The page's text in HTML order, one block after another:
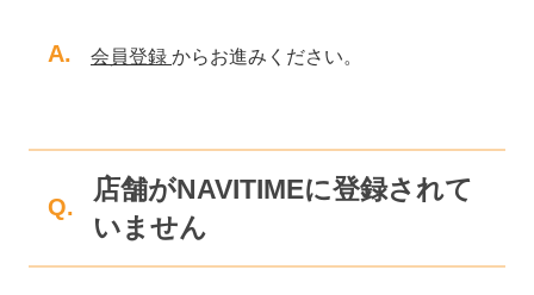
A. 会員登録 からお進みください。
Q.
店舗がNAVITIMEに登録されて
いません